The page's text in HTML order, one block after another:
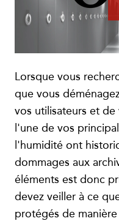
Lorsque vous
que vous
vos utilisateurs et
l'une de vos
l'humidité ont
dommages aux
éléments est donc
devez veiller à ce
protégés de